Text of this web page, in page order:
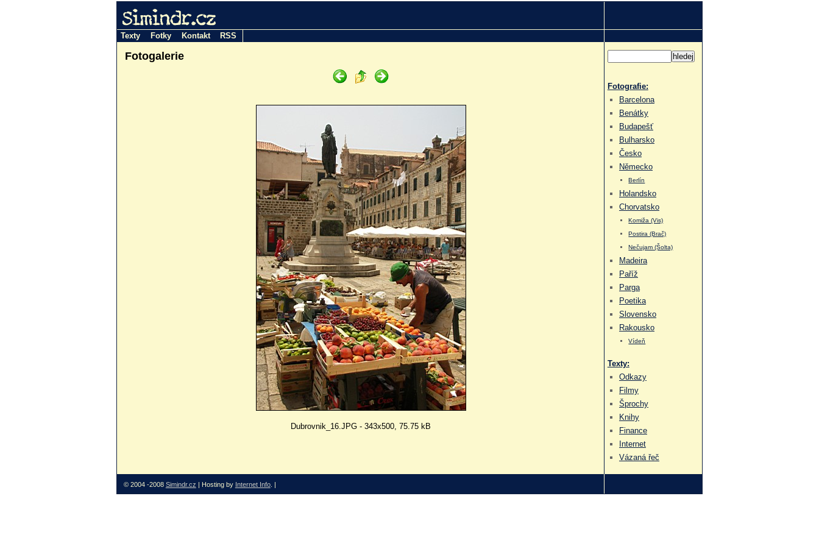
Simindr.cz
Texty Fotky Kontakt RSS
Fotogalerie
Dubrovnik_16.JPG - 343x500, 75.75 kB
Fotografie:
Barcelona
Benátky
Budapešť
Bulharsko
Česko
Německo
Berlín
Holandsko
Chorvatsko
Komiža (Vis)
Postira (Brač)
Nečujam (Šolta)
Madeira
Paříž
Parga
Poetika
Slovensko
Rakousko
Vídeň
Texty:
Odkazy
Filmy
Šprochy
Knihy
Finance
Internet
Vázaná řeč
© 2004 -2008 Simindr.cz | Hosting by Internet Info. |